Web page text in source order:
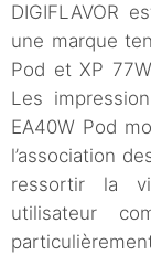
DIGIFLAVOR
une marque
Pod et XP
Les
EA40W Pod
l’association
ressortir la
utilisateur